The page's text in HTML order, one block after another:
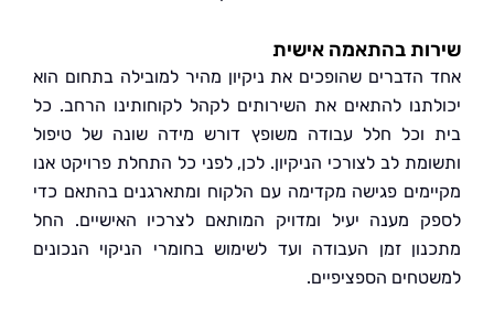
בהתאמה אישית
שהופכים את ניקיון מהיר למובילה בתחום הוא
להתאים את השירותים לקהל לקוחותינו הרחב. כל
וכל חלל עבודה משופץ דורש מידה שונה של טיפול
לב לצורכי הניקיון. לכן, לפני כל התחלת פרויקט אנו
פגישה מקדימה עם הלקוח ומתארגנים בהתאם כדי
מענה יעיל ומדויק המותאם לצרכיו האישיים. החל
זמן העבודה ועד לשימוש בחומרי הניקוי הנכונים
הספציפיים.